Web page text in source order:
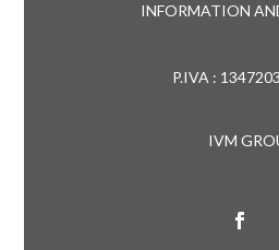
INFORMATION
P.IVA :
IVM